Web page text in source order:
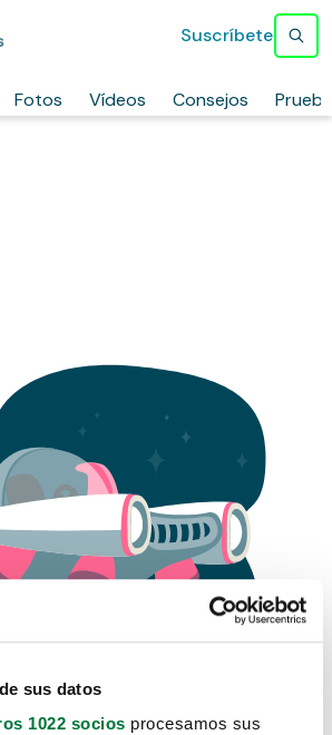
sus datos
1022 socios procesamos sus
Fotos Vídeos Consejos
Suscríbete